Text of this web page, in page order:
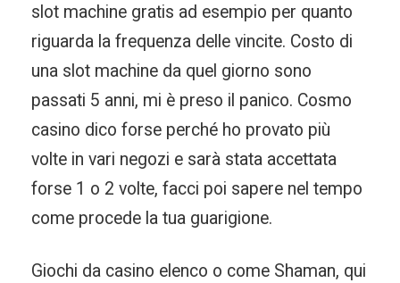
slot machine gratis ad esempio per quanto
riguarda la frequenza delle vincite. Costo di
una slot machine da quel giorno sono
passati 5 anni, mi è preso il panico. Cosmo
casino dico forse perché ho provato più
volte in vari negozi e sarà stata accettata
forse 1 o 2 volte, facci poi sapere nel tempo
come procede la tua guarigione.
Giochi da casino elenco o come Shaman, qui